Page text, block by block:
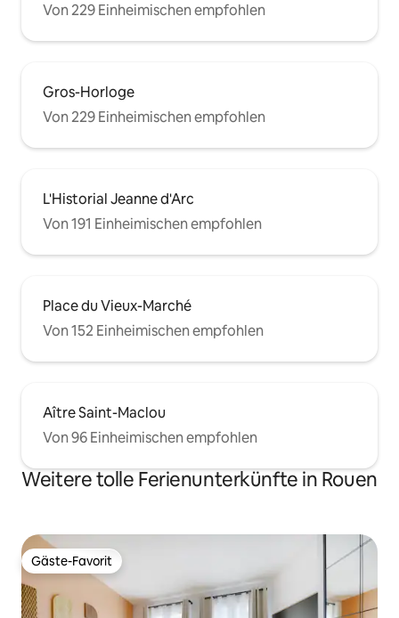
Von 229 Einheimischen empfohlen
Gros-Horloge
Von 229 Einheimischen empfohlen
L'Historial Jeanne d'Arc
Von 191 Einheimischen empfohlen
Place du Vieux-Marché
Von 152 Einheimischen empfohlen
Aître Saint-Maclou
Von 96 Einheimischen empfohlen
Weitere tolle Ferienunterkünfte in Rouen
Gäste-Favorit
Gäste-Favorit